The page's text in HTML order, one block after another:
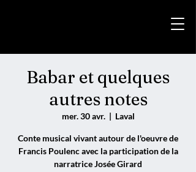
Babar et quelques
autres notes
mer. 30 avr.
  |
Laval
Conte musical vivant autour de l'oeuvre de
Francis Poulenc avec la participation de la
narratrice Josée Girard